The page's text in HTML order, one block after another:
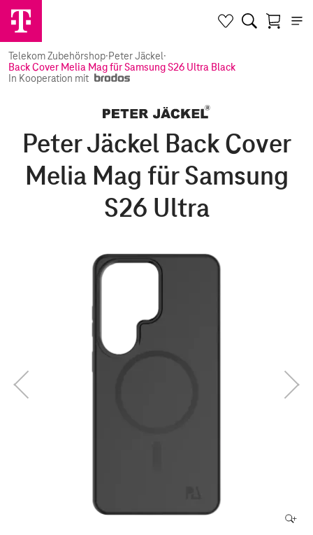
Telekom Zubehörshop·Peter Jäckel·
Back Cover Melia Mag für Samsung S26 Ultra Black
In Kooperation mit
Peter Jäckel Back Cover
Melia Mag für Samsung
S26 Ultra